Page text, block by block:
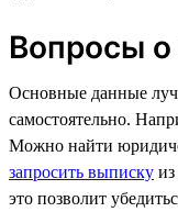
Вопросы
Основные данные
самостоятельно.
Можно найти
запросить выписку
это позволит